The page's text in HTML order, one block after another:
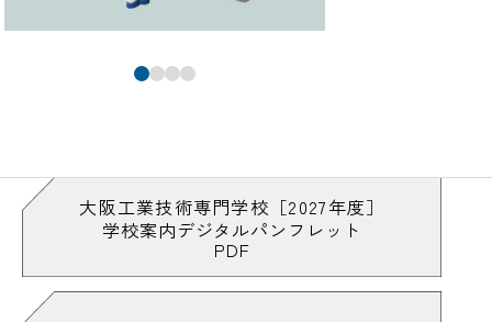
大阪工業技術専門学校［2027年度］
学校案内デジタルパンフレット
PDF